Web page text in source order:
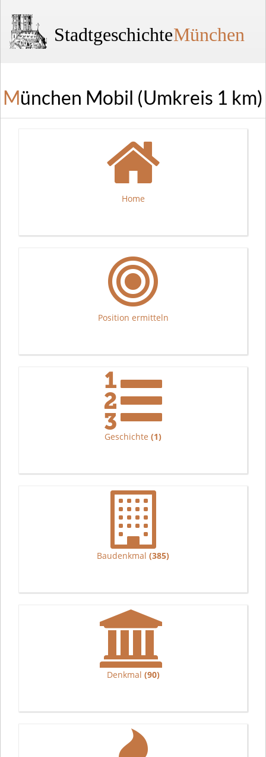
StadtgeschichteMünchen
München Mobil (Umkreis 1 km)
Home
Position ermitteln
Geschichte (1)
Baudenkmal (385)
Denkmal (90)